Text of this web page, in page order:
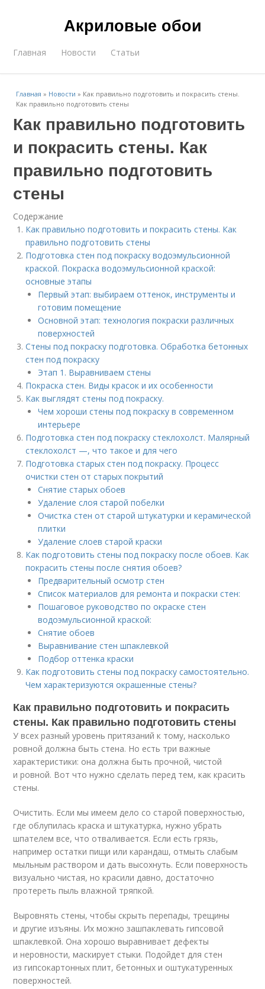
Акриловые обои
Главная Новости Статьи
Главная » Новости » Как правильно подготовить и покрасить стены.
Как правильно подготовить стены
Как правильно подготовить
и покрасить стены. Как
правильно подготовить
стены
Содержание
Как правильно подготовить и покрасить стены. Как
правильно подготовить стены
Подготовка стен под покраску водоэмульсионной
краской. Покраска водоэмульсионной краской:
основные этапы
Первый этап: выбираем оттенок, инструменты и
готовим помещение
Основной этап: технология покраски различных
поверхностей
Стены под покраску подготовка. Обработка бетонных
стен под покраску
Этап 1. Выравниваем стены
Покраска стен. Виды красок и их особенности
Как выглядят стены под покраску.
Чем хороши стены под покраску в современном
интерьере
Подготовка стен под покраску стеклохолст. Малярный
стеклохолст —, что такое и для чего
Подготовка старых стен под покраску. Процесс
очистки стен от старых покрытий
Снятие старых обоев
Удаление слоя старой побелки
Очистка стен от старой штукатурки и керамической
плитки
Удаление слоев старой краски
Как подготовить стены под покраску после обоев. Как
покрасить стены после снятия обоев?
Предварительный осмотр стен
Список материалов для ремонта и покраски стен:
Пошаговое руководство по окраске стен
водоэмульсионной краской:
Снятие обоев
Выравнивание стен шпаклевкой
Подбор оттенка краски
Как подготовить стены под покраску самостоятельно.
Чем характеризуются окрашенные стены?
Как правильно подготовить и покрасить
стены. Как правильно подготовить стены
У всех разный уровень притязаний к тому, насколько
ровной должна быть стена. Но есть три важные
характеристики: она должна быть прочной, чистой
и ровной. Вот что нужно сделать перед тем, как красить
стены.
Очистить. Если мы имеем дело со старой поверхностью,
где облупилась краска и штукатурка, нужно убрать
шпателем все, что отваливается. Если есть грязь,
например остатки пищи или карандаш, отмыть слабым
мыльным раствором и дать высохнуть. Если поверхность
визуально чистая, но красили давно, достаточно
протереть пыль влажной тряпкой.
Выровнять стены, чтобы скрыть перепады, трещины
и другие изъяны. Их можно зашпаклевать гипсовой
шпаклевкой. Она хорошо выравнивает дефекты
и неровности, маскирует стыки. Подойдет для стен
из гипсокартонных плит, бетонных и оштукатуренных
поверхностей.